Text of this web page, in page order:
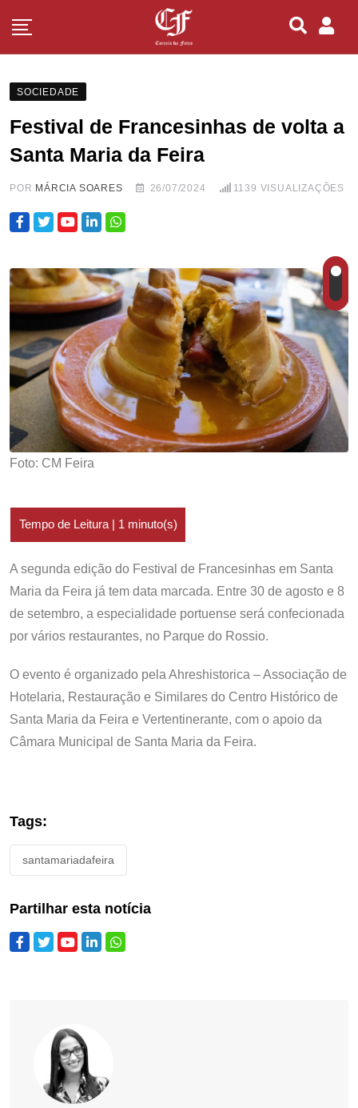
SOCIEDADE
Festival de Francesinhas de volta a
Santa Maria da Feira
POR MÁRCIA SOARES 26/07/2024 1139 VISUALIZAÇÕES
Foto: CM Feira
A segunda edição do Festival de Francesinhas em Santa
Maria da Feira já tem data marcada. Entre 30 de agosto e 8
de setembro, a especialidade portuense será confecionada
por vários restaurantes, no Parque do Rossio.
O evento é organizado pela Ahreshistorica – Associação de
Hotelaria, Restauração e Similares do Centro Histórico de
Santa Maria da Feira e Vertentinerante, com o apoio da
Câmara Municipal de Santa Maria da Feira.
Tags:
santamariadafeira
Partilhar esta notícia